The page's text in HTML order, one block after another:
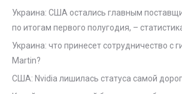
Украина: США остались главным
по итогам первого полугодия, –
Украина: что принесет сотрудничество с
Martin?
США: Nvidia лишилась статуса самой